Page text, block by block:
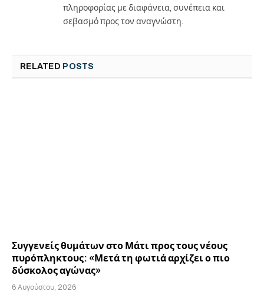
πληροφορίας με διαφάνεια, συνέπεια και
σεβασμό προς τον αναγνώστη.
RELATED POSTS
Συγγενείς θυμάτων στο Μάτι προς τους νέους
πυρόπληκτους: «Μετά τη φωτιά αρχίζει ο πιο
δύσκολος αγώνας»
6 Αυγούστου, 2026